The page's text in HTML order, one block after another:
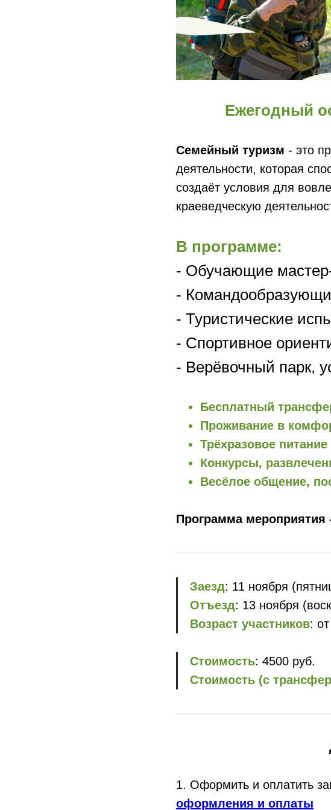
Ежегодный
Семейный туризм - это
деятельности, которая
создаёт условия для
краеведческую
В программе:
- Обучающие мастер-
-
- Туристические
- Спортивное
- Верёвочный парк,
Бесплатный
Проживание в
Трёхразовое питание
Конкурсы,
Весёлое общение,
Программа мероприятия
Заезд: 11 ноября
Отъезд: 13 ноября
Возраст участников:
Стоимость: 4500 руб.
Стоимость (с
1. Оформить и оплатить
оформления и оплаты